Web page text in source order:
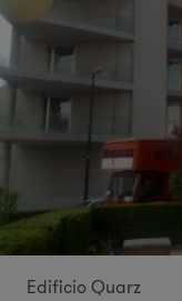
Edificio Quarz